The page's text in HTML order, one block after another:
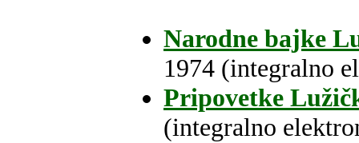
Narodne bajke
1974 (integralno
Pripovetke
(integralno